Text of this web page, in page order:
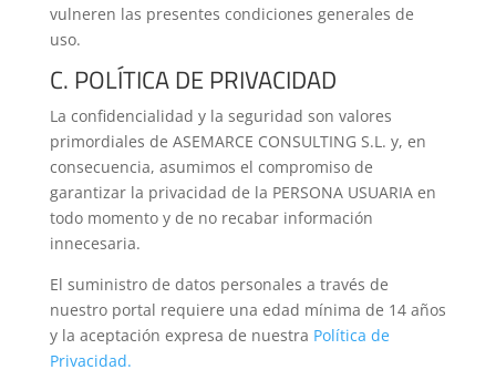
vulneren las presentes condiciones generales de
uso.
C. POLÍTICA DE PRIVACIDAD
La confidencialidad y la seguridad son valores
primordiales de ASEMARCE CONSULTING S.L. y, en
consecuencia, asumimos el compromiso de
garantizar la privacidad de la PERSONA USUARIA en
todo momento y de no recabar información
innecesaria.
El suministro de datos personales a través de
nuestro portal requiere una edad mínima de 14 años
y la aceptación expresa de nuestra Política de
Privacidad.